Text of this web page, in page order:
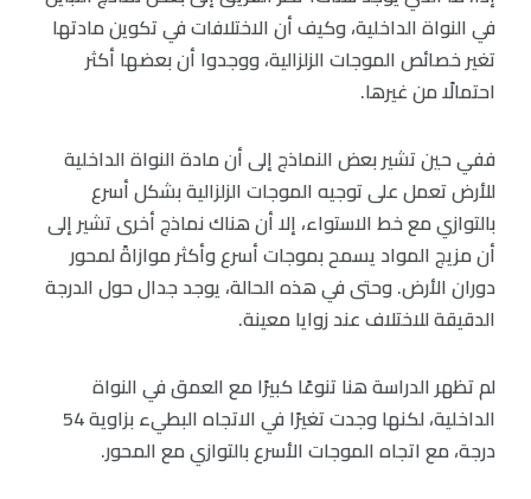
في النواة الداخلية، وكيف أن الاختلافات في تكوين مادتها
تغير خصائص الموجات الزلزالية، ووجدوا أن بعضها أكثر
احتمالًا من غيرها.
ففي حين تشير بعض النماذج إلى أن مادة النواة الداخلية
للأرض تعمل على توجيه الموجات الزلزالية بشكل أسرع
بالتوازي مع خط الاستواء، إلا أن هناك نماذج أخرى تشير إلى
أن مزيج المواد يسمح بموجات أسرع وأكثر موازاةً لمحور
دوران الأرض. وحتى في هذه الحالة، يوجد جدال حول الدرجة
الدقيقة للاختلاف عند زوايا معينة.
لم تظهر الدراسة هنا تنوعًا كبيرًا مع العمق في النواة
الداخلية، لكنها وجدت تغيرًا في الاتجاه البطيء بزاوية 54
درجة، مع اتجاه الموجات الأسرع بالتوازي مع المحور.